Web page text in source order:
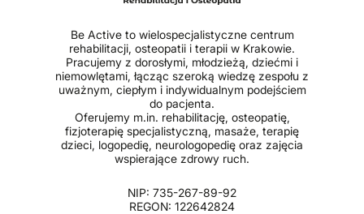
Be Active to wielospecjalistyczne centrum
rehabilitacji, osteopatii i terapii w Krakowie.
Pracujemy z dorosłymi, młodzieżą, dziećmi i
niemowlętami, łącząc szeroką wiedzę zespołu z
uważnym, ciepłym i indywidualnym podejściem
do pacjenta.
Oferujemy m.in. rehabilitację, osteopatię,
fizjoterapię specjalistyczną, masaże, terapię
dzieci, logopedię, neurologopedię oraz zajęcia
wspierające zdrowy ruch.
NIP: 735-267-89-92
REGON: 122642824